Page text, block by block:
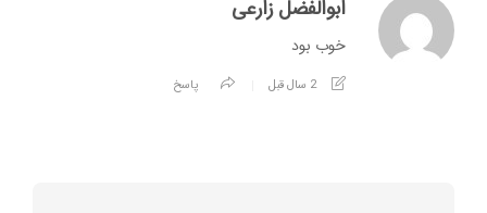
ابوالفضل زارعی
خوب بود
2 سال قبل پاسخ